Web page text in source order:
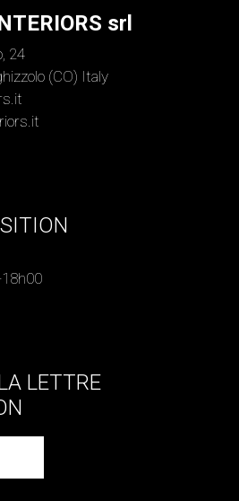
srl
24
(CO) Italy
LETTRE